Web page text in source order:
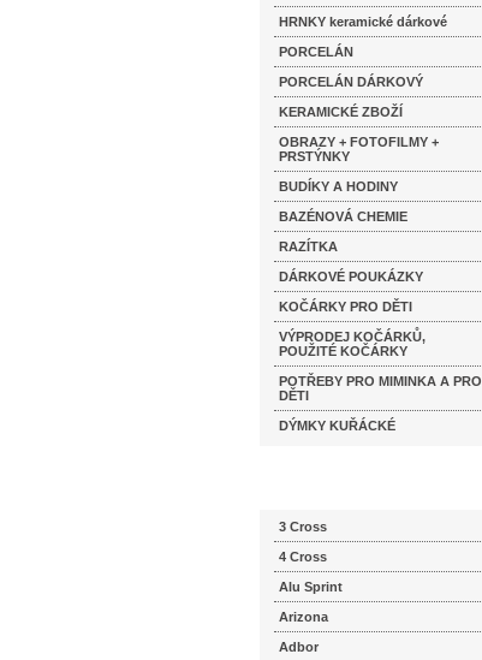
HRNKY keramické dárkové
PORCELÁN
PORCELÁN DÁRKOVÝ
KERAMICKÉ ZBOŽÍ
OBRAZY + FOTOFILMY +
PRSTÝNKY
BUDÍKY A HODINY
BAZÉNOVÁ CHEMIE
RAZÍTKA
DÁRKOVÉ POUKÁZKY
KOČÁRKY PRO DĚTI
VÝPRODEJ KOČÁRKŮ,
POUŽITÉ KOČÁRKY
POTŘEBY PRO MIMINKA A PRO
DĚTI
DÝMKY KUŘÁCKÉ
3 Cross
4 Cross
Alu Sprint
Arizona
Adbor